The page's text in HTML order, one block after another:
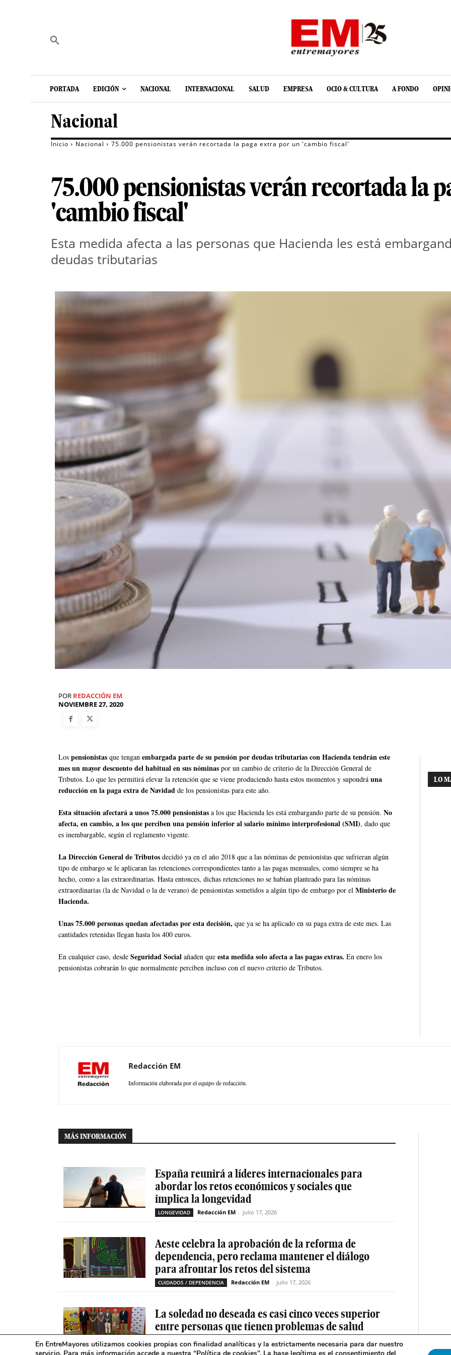
PORTADA EDICIÓN NACIONAL INTERNACIONAL SALUD EMPRESA OCIO & CULTURA A FONDO
Nacional
Inicio Nacional 75.000 pensionistas verán recortada la paga extra por un 'cambio fiscal'
75.000 pensionistas verán recortada la
'cambio fiscal'
Esta medida afecta a las personas que Hacienda les está
deudas tributarias
POR REDACCIÓN EM
NOVIEMBRE 27, 2020
Los pensionistas que tengan embargada parte de su pensión por deudas tributarias con Hacienda tendrán este
mes un mayor descuento del habitual en sus nóminas por un cambio de criterio de la Dirección General de
Tributos. Lo que les permitirá elevar la retención que se viene produciendo hasta estos momentos y supondrá una
reducción en la paga extra de Navidad de los pensionistas para este año.
Esta situación afectará a unos 75.000 pensionistas a los que Hacienda les está embargando parte de su pensión. No
afecta, en cambio, a los que perciben una pensión inferior al salario mínimo interprofesional (SMI), dado que
es inembargable, según el reglamento vigente.
La Dirección General de Tributos decidió ya en el año 2018 que a las nóminas de pensionistas que sufrieran algún
tipo de embargo se le aplicaran las retenciones correspondientes tanto a las pagas mensuales, como siempre se ha
hecho, como a las extraordinarias. Hasta entonces, dichas retenciones no se habían planteado para las nóminas
extraordinarias (la de Navidad o la de verano) de pensionistas sometidos a algún tipo de embargo por el Ministerio de
Hacienda.
Unas 75.000 personas quedan afectadas por esta decisión, que ya se ha aplicado en su paga extra de este mes. Las
cantidades retenidas llegan hasta los 400 euros.
En cualquier caso, desde Seguridad Social añaden que esta medida solo afecta a las pagas extras. En enero los
pensionistas cobrarán lo que normalmente perciben incluso con el nuevo criterio de Tributos.
LO
Redacción EM
Información elaborada por el equipo de redacción.
MÁS INFORMACIÓN
España reunirá a líderes internacionales para
abordar los retos económicos y sociales que
implica la longevidad
LONGEVIDAD Redacción EM - julio 17, 2026
Aeste celebra la aprobación de la reforma de
dependencia, pero reclama mantener el diálogo
para afrontar los retos del sistema
CUIDADOS / DEPENDENCIA Redacción EM - julio 17, 2026
La soledad no deseada es casi cinco veces superior
entre personas que tienen problemas de salud
mental
SOLEDAD NO DESEADA Redacción EM - julio 16, 2026
En EntreMayores utilizamos cookies propias con finalidad analíticas y la estrictamente necesaria para dar nuestro